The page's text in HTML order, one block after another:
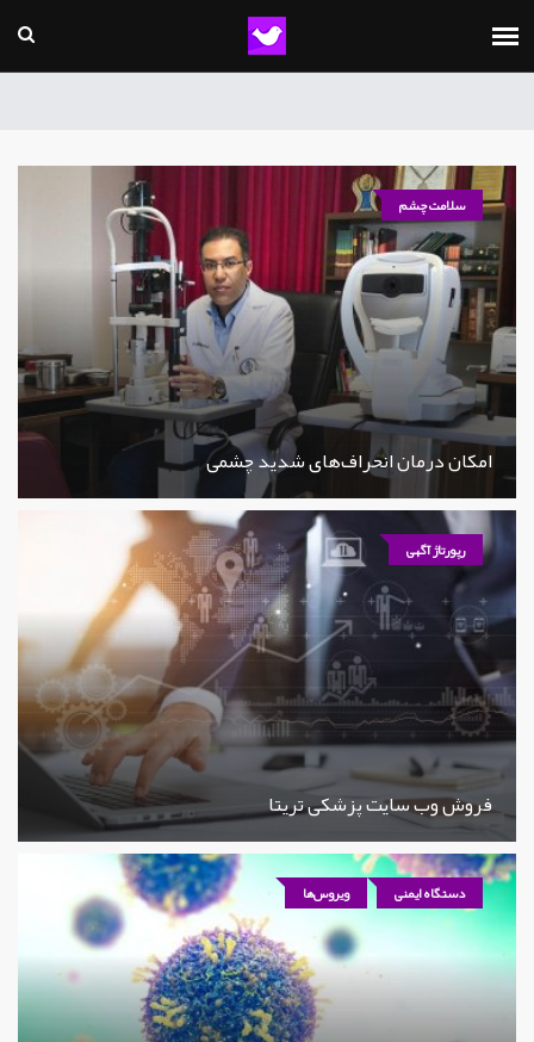
سلامت چشم
امکان درمان انحراف‌های شدید چشمی
رپورتاژ آگهی
فروش وب سایت پزشکی تریتا
دستگاه ایمنی ویروس‌ها